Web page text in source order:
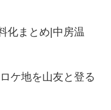
化まとめ|中房温
ケ地を山友と登る